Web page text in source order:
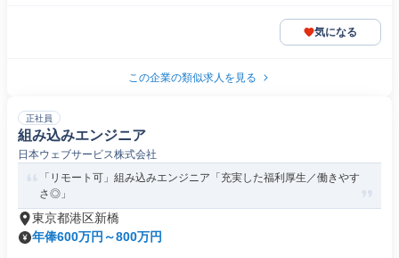
気になる
この企業の類似求人を見る
正社員
組み込みエンジニア
日本ウェブサービス株式会社
「リモート可」組み込みエンジニア「充実した福利厚生／働きやす
さ◎」
東京都港区新橋
年俸600万円～800万円